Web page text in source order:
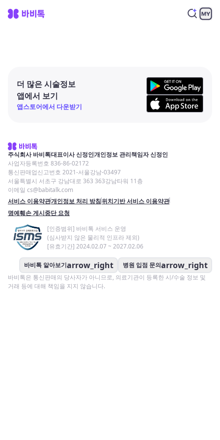
더 많은 시술정보
앱에서 보기
앱스토어에서 다운받기
주식회사 바비톡대표이사 신정인개인정보 관리책임자 신정인
사업자등록번호 836-86-02172
통신판매업신고번호 2021-서울강남-03497
서울특별시 서초구 강남대로 363 363강남타워 11층
이메일 cs@babitalk.com
서비스 이용약관개인정보 처리 방침위치기반 서비스 이용약관
명예훼손 게시중단 요청
[인증범위] 바비톡 서비스 운영
(심사받지 않은 물리적 인프라 제외)
[유효기간] 2024.02.07 ~ 2027.02.06
바비톡 알아보기arrow_right 병원 입점 문의arrow_right
바비톡은 통신판매의 당사자가 아니므로, 의료기관이 등록한 시/수술 정보 및
거래 등에 대해 책임을 지지 않습니다.